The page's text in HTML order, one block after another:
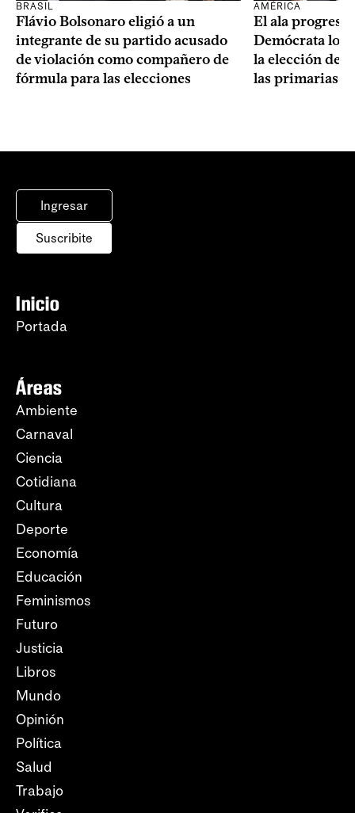
BRASIL
Flávio Bolsonaro eligió a un
integrante de su partido acusado
de violación como compañero de
fórmula para las elecciones
AMÉRICA
El ala
Demócrata
la elección de
las primarias
Ingresar
Suscribite
Inicio
Portada
Áreas
Ambiente
Carnaval
Ciencia
Cotidiana
Cultura
Deporte
Economía
Educación
Feminismos
Futuro
Justicia
Libros
Mundo
Opinión
Política
Salud
Trabajo